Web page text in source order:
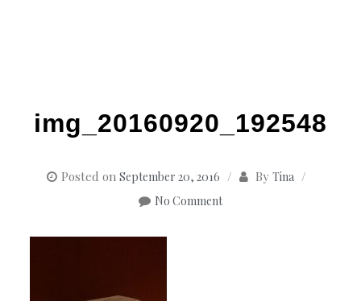
img_20160920_192548
Posted on September 20, 2016 By Tina
No Comment